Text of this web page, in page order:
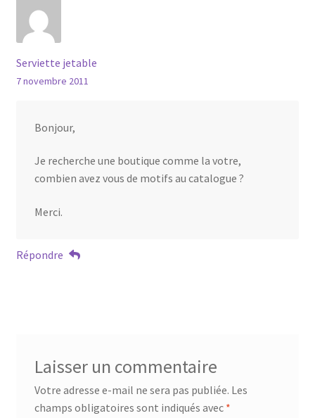
Serviette jetable
7 novembre 2011
Bonjour,
Je recherche une boutique comme la votre,
combien avez vous de motifs au catalogue ?
Merci.
Répondre
Laisser un commentaire
Votre adresse e-mail ne sera pas publiée. Les
champs obligatoires sont indiqués avec *